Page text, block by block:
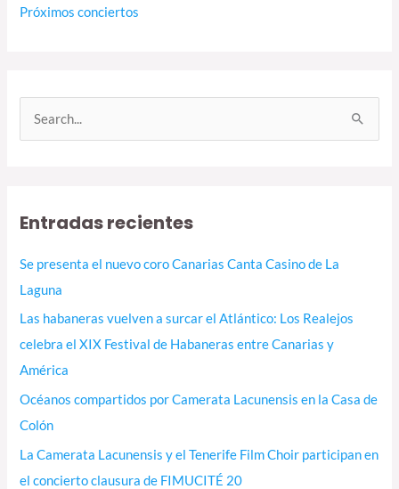
Próximos conciertos
a
Entradas recientes
Se presenta el nuevo coro Canarias Canta Casino de La
Laguna
Las habaneras vuelven a surcar el Atlántico: Los Realejos
celebra el XIX Festival de Habaneras entre Canarias y
América
Océanos compartidos por Camerata Lacunensis en la Casa de
Colón
La Camerata Lacunensis y el Tenerife Film Choir participan en
el concierto clausura de FIMUCITÉ 20